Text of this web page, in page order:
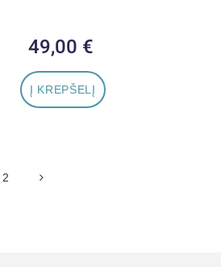
Kaina
49,00 €
Į KREPŠELĮ
2